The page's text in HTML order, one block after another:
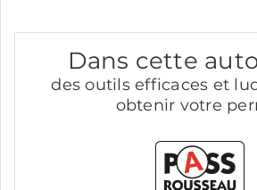
Dans cette
des outils efficaces et
obtenir votre